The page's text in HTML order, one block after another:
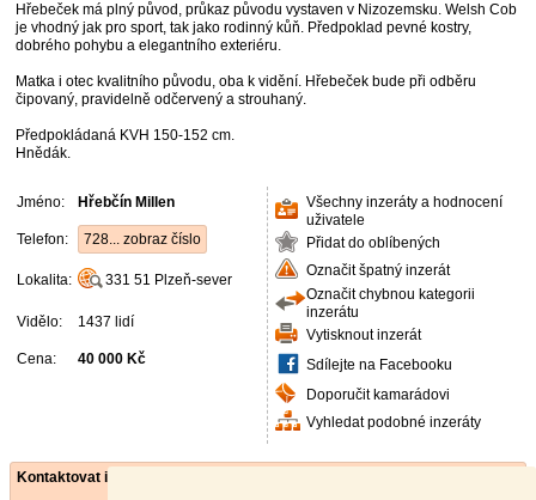
Hřebeček má plný původ, průkaz původu vystaven v Nizozemsku. Welsh Cob
je vhodný jak pro sport, tak jako rodinný kůň. Předpoklad pevné kostry,
dobrého pohybu a elegantního exteriéru.
Matka i otec kvalitního původu, oba k vidění. Hřebeček bude při odběru
čipovaný, pravidelně odčervený a strouhaný.
Předpokládaná KVH 150-152 cm.
Hnědák.
Jméno: Hřebčín Millen
Telefon: 728... zobraz číslo
Lokalita: 331 51 Plzeň-sever
Vidělo: 1437 lidí
Cena: 40 000 Kč
Všechny inzeráty a hodnocení
uživatele
Přidat do oblíbených
Označit špatný inzerát
Označit chybnou kategorii
inzerátu
Vytisknout inzerát
Sdílejte na Facebooku
Doporučit kamarádovi
Vyhledat podobné inzeráty
Kontaktovat inzerenta emailem